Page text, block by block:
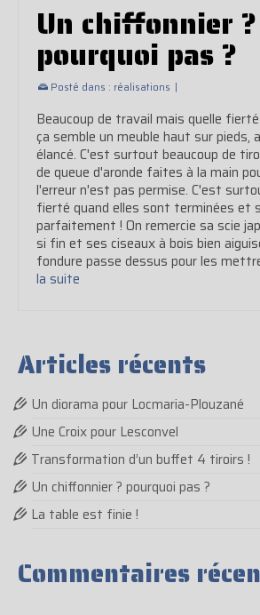
Un chiffonnier ?
pourquoi pas ?
Posté dans : réalisations |
Beaucoup de travail mais quelle
ça semble un meuble haut sur pieds,
élancé. C'est surtout beaucoup de
de queue d'aronde faites à la main
l'erreur n'est pas permise. C'est
fierté quand elles sont terminées et
parfaitement ! On remercie sa scie
si fin et ses ciseaux à bois bien
fondure passe dessus pour les
la suite
Articles récents
Un diorama pour Locmaria-Plouzané
Une Croix pour Lesconvel
Transformation d’un buffet 4 tiroirs !
Un chiffonnier ? pourquoi pas ?
La table est finie !
Commentaires